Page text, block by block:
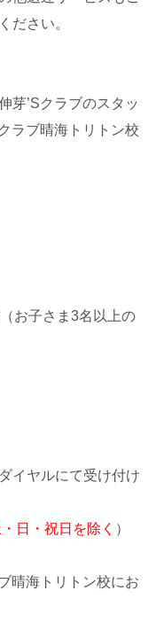
ださい。
芽’Sクラブのスタッ
ラブ晴海トリトン校
お子さま3名以上の
イヤルにて受け付け
日・祝日を除く ）
晴海トリトン校にお